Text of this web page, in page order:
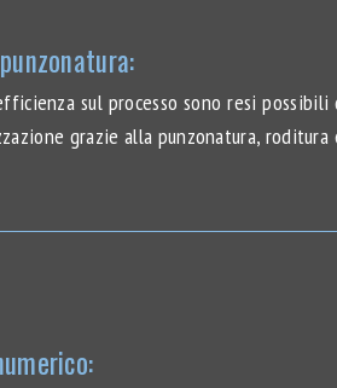
sul processo sono resi
grazie alla punzonatura,